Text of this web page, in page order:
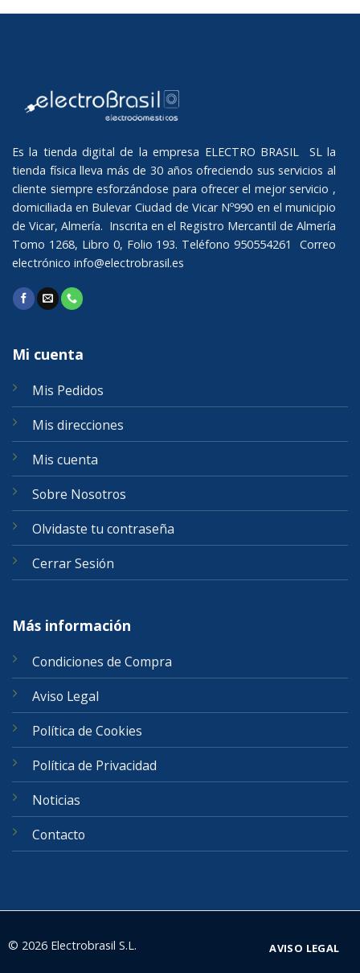
Es la tienda digital de la empresa ELECTRO BRASIL SL la
tienda física lleva más de 30 años ofreciendo sus servicios al
cliente siempre esforzándose para ofrecer el mejor servicio ,
domiciliada en Bulevar Ciudad de Vicar Nº990 en el municipio
de Vicar, Almería. Inscrita en el Registro Mercantil de Almería
Tomo 1268, Libro 0, Folio 193. Teléfono 950554261 Correo
electrónico info@electrobrasil.es
Mi cuenta
Mis Pedidos
Mis direcciones
Mis cuenta
Sobre Nosotros
Olvidaste tu contraseña
Cerrar Sesión
Más información
Condiciones de Compra
Aviso Legal
Política de Cookies
Política de Privacidad
Noticias
Contacto
© 2026 Electrobrasil S.L. AVISO LEGAL